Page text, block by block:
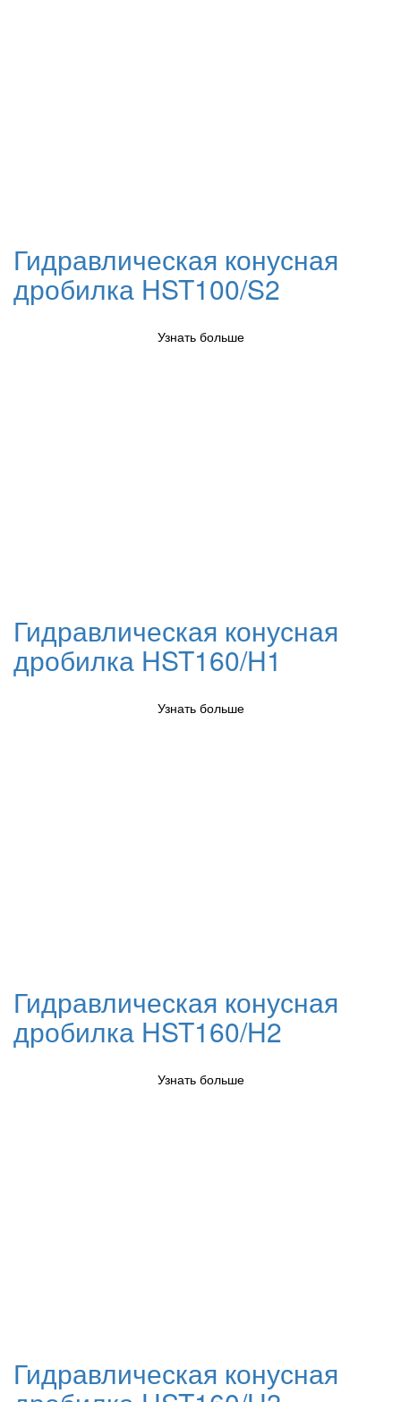
Гидравлическая конусная
дробилка HST100/S2
Узнать больше
Гидравлическая конусная
дробилка HST160/H1
Узнать больше
Гидравлическая конусная
дробилка HST160/H2
Узнать больше
Гидравлическая конусная